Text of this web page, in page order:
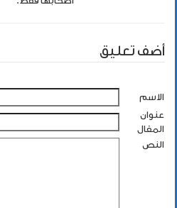
أضف تعليق
الاسم
عنوان
المقال
النص